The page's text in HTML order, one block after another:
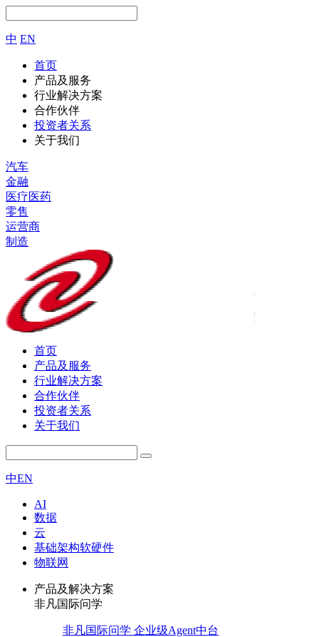
中 EN
首页
产品及服务
行业解决方案
合作伙伴
投资者关系
关于我们
汽车
金融
医疗医药
零售
运营商
制造
首页
产品及服务
行业解决方案
合作伙伴
投资者关系
关于我们
中EN
AI
数据
云
基础架构软硬件
物联网
产品及解决方案
非凡国际问学
非凡国际问学 企业级Agent中台